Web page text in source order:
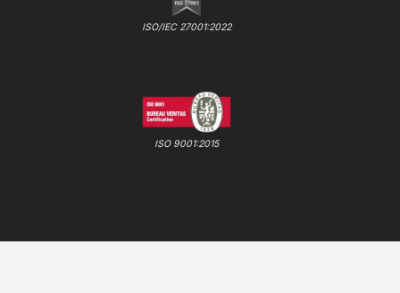
ISO/IEC 27001:2022
ISO 9001:2015